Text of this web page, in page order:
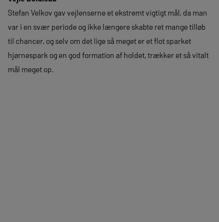
Stefan Velkov gav vejlenserne et ekstremt vigtigt mål, da man
var i en svær periode og ikke længere skabte ret mange tilløb
til chancer, og selv om det lige så meget er et flot sparket
hjørnespark og en god formation af holdet, trækker et så vitalt
mål meget op.